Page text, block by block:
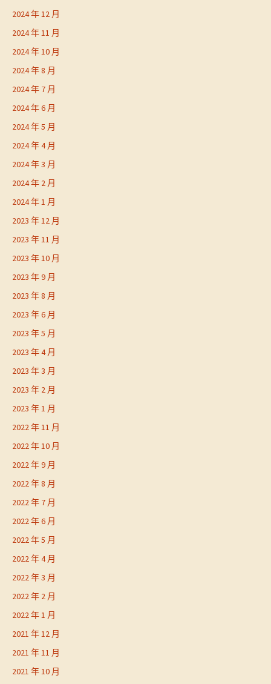
2024 年 12 月
2024 年 11 月
2024 年 10 月
2024 年 8 月
2024 年 7 月
2024 年 6 月
2024 年 5 月
2024 年 4 月
2024 年 3 月
2024 年 2 月
2024 年 1 月
2023 年 12 月
2023 年 11 月
2023 年 10 月
2023 年 9 月
2023 年 8 月
2023 年 6 月
2023 年 5 月
2023 年 4 月
2023 年 3 月
2023 年 2 月
2023 年 1 月
2022 年 11 月
2022 年 10 月
2022 年 9 月
2022 年 8 月
2022 年 7 月
2022 年 6 月
2022 年 5 月
2022 年 4 月
2022 年 3 月
2022 年 2 月
2022 年 1 月
2021 年 12 月
2021 年 11 月
2021 年 10 月